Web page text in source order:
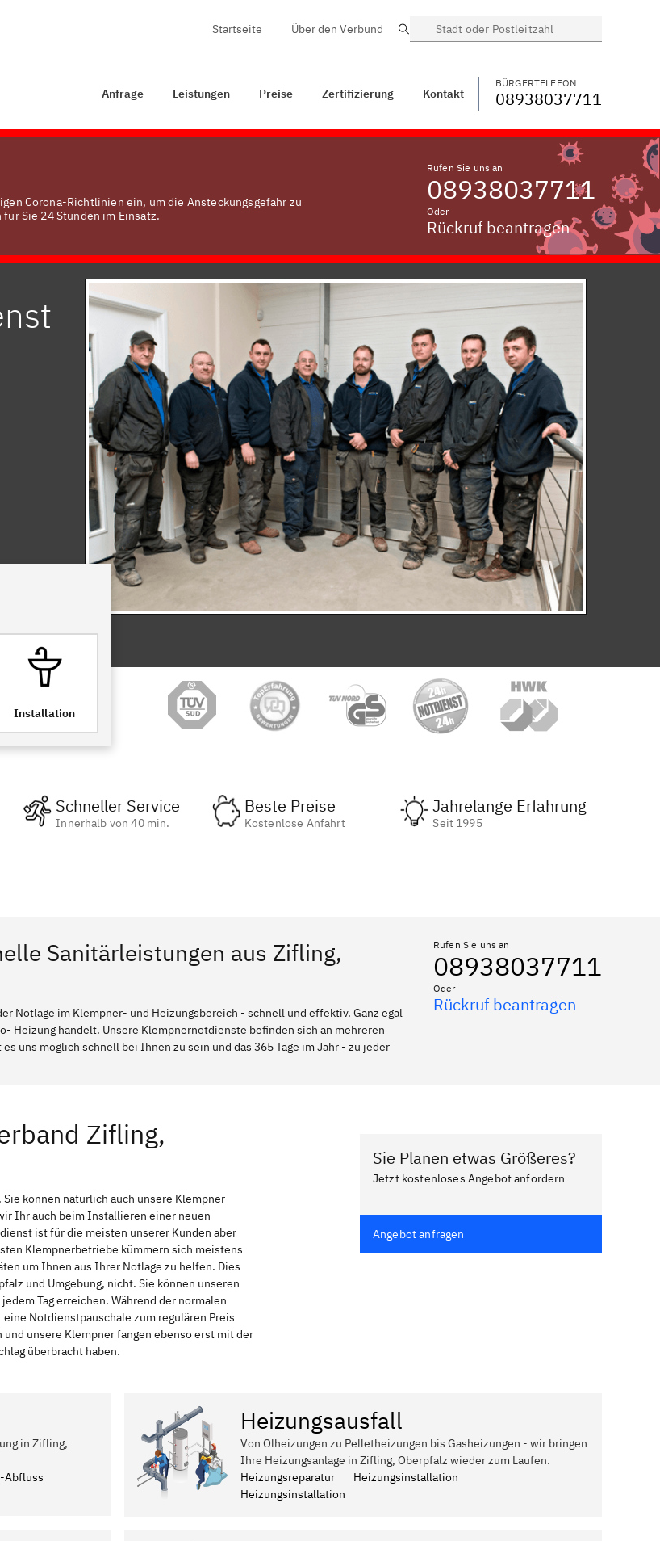
BÜRGERTELEFON WECHSELN
Startseite Über den Verbund Suche
Anfrage Leistungen Preise Zertifizierung Kontakt
BÜRGERTELEFON
08938037711
Corona-Richtlinien ein, um die Ansteckungsgefahr zu
Sie 24 Stunden im Einsatz.
Rufen Sie uns an
08938037711
Oder
Rückruf beantragen
Installation
Schneller Service
Innerhalb von 40 min.
Beste Preise
Kostenlose Anfahrt
Jahrelange Erfahrung
Seit 1995
Sanitärleistungen aus Zifling,
Notlage im Klempner- und Heizungsbereich - schnell und effektiv. Ganz egal
Heizung handelt. Unsere Klempnernotdienste befinden sich an mehreren
uns möglich schnell bei Ihnen zu sein und das 365 Tage im Jahr - zu jeder
Rufen Sie uns an
08938037711
Oder
Rückruf beantragen
Zifling,
können natürlich auch unsere Klempner
Ihr auch beim Installieren einer neuen
ist für die meisten unserer Kunden aber
Klempnerbetriebe kümmern sich meistens
um Ihnen aus Ihrer Notlage zu helfen. Dies
und Umgebung, nicht. Sie können unseren
Tag erreichen. Während der normalen
Notdienstpauschale zum regulären Preis
unsere Klempner fangen ebenso erst mit der
überbracht haben.
Sie Planen etwas Größeres?
Jetzt kostenloses Angebot anfordern
Angebot anfragen
in Zifling,
Abfluss
Heizungsausfall
Von Ölheizungen zu Pelletheizungen bis Gasheizungen - wir bringen
Ihre Heizungsanlage in Zifling, Oberpfalz wieder zum Laufen.
Heizungsreparatur
Heizungsinstallation
Heizungsinstallation